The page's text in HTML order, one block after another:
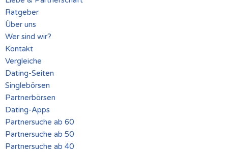
Ratgeber
Über uns
Wer sind wir?
Kontakt
Vergleiche
Dating-Seiten
Singlebörsen
Partnerbörsen
Dating-Apps
Partnersuche ab 60
Partnersuche ab 50
Partnersuche ab 40